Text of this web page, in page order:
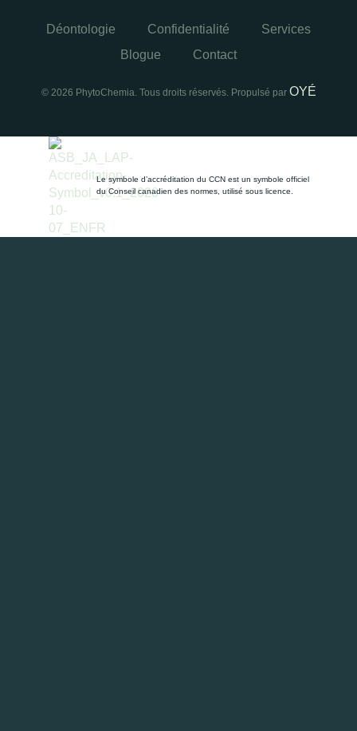
© 2026 PhytoChemia. Tous droits réservés. Propulsé par OYÉ
Déontologie Confidentialité
Services
Blogue
Contact
Le symbole d’accréditation du CCN est un symbole officiel
du Conseil canadien des normes, utilisé sous licence.